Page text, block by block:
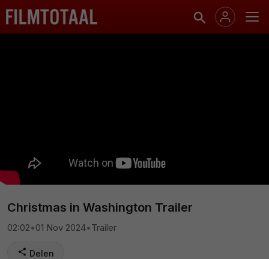
Christmas in Washington Trailer
02:02•01 Nov 2024•Trailer
Delen